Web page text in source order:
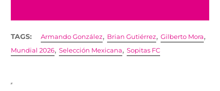
TAGS: Armando González, Brian Gutiérrez,Gilberto Mora,
Mundial 2026,Selección Mexicana,Sopitas FC